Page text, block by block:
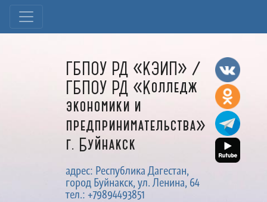
ГБПОУ РД «КЭИП» /
ГБПОУ РД «Колледж
экономики и
предпринимательства»
г. Буйнакск
адрес: Республика Дагестан,
город Буйнакск, ул. Ленина, 64
тел.: +79894493851